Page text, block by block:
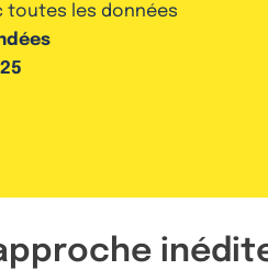
toutes les données